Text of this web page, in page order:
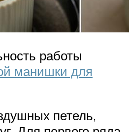
работы
манишки для
петель,